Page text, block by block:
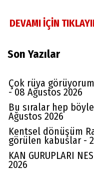
DEVAMI İÇİN
Son Yazılar
Çok rüya
- 08 Ağustos 2026
Bu sıralar hep
Ağustos 2026
Kentsel dönüşüm
görülen kabuslar -
KAN GURUPLARI
2026